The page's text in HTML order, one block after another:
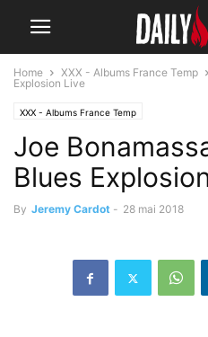
Home XXX - Albums France Temp
Explosion Live
XXX - Albums France Temp
Joe
Blues
By Jeremy Cardot - 28 mai 2018